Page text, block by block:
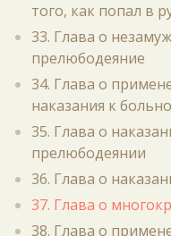
того, как попал в
33. Глава о
прелюбодеяние
34. Глава о
наказания к
35. Глава о
прелюбодеянии
36. Глава о
37. Глава о
38. Глава о